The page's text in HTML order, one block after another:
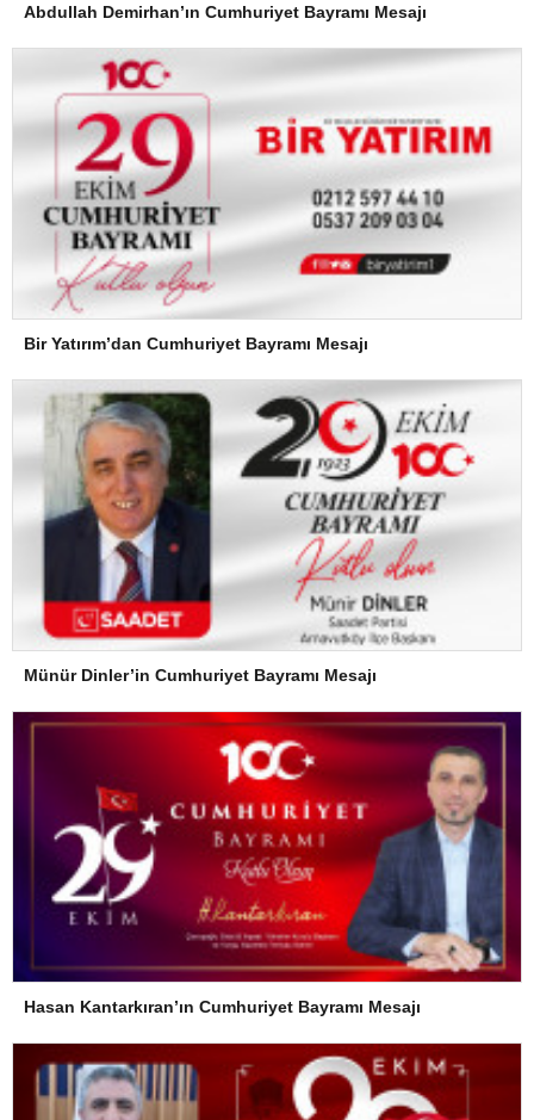
Abdullah Demirhan’ın Cumhuriyet Bayramı Mesajı
Bir Yatırım’dan Cumhuriyet Bayramı Mesajı
Münür Dinler’in Cumhuriyet Bayramı Mesajı
Hasan Kantarkıran’ın Cumhuriyet Bayramı Mesajı